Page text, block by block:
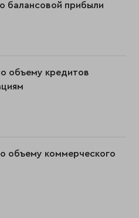
балансовой прибыли
объему кредитов
объему коммерческого